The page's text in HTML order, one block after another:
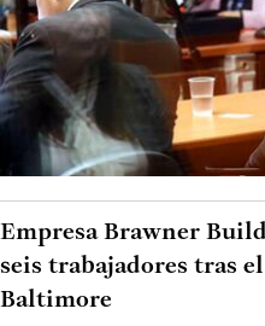
Empresa Brawner
seis trabajadores tras
Baltimore